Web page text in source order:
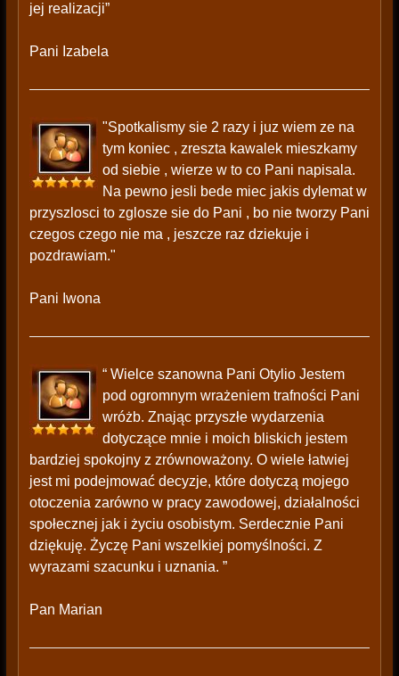
jej realizacji”
Pani Izabela
"Spotkalismy sie 2 razy i juz wiem ze na
tym koniec , zreszta kawalek mieszkamy
od siebie , wierze w to co Pani napisala.
Na pewno jesli bede miec jakis dylemat w
przyszlosci to zglosze sie do Pani , bo nie tworzy Pani
czegos czego nie ma , jeszcze raz dziekuje i
pozdrawiam."
Pani Iwona
“ Wielce szanowna Pani Otylio Jestem
pod ogromnym wrażeniem trafności Pani
wróżb. Znając przyszłe wydarzenia
dotyczące mnie i moich bliskich jestem
bardziej spokojny z zrównoważony. O wiele łatwiej
jest mi podejmować decyzje, które dotyczą mojego
otoczenia zarówno w pracy zawodowej, działalności
społecznej jak i życiu osobistym. Serdecznie Pani
dziękuję. Życzę Pani wszelkiej pomyślności. Z
wyrazami szacunku i uznania. ”
Pan Marian